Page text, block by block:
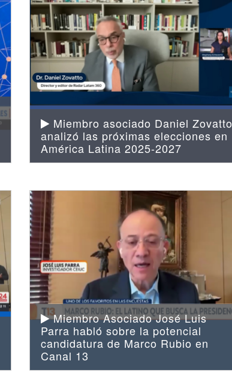
Miembro asociado Daniel Zovatto
analizó las próximas elecciones en
América Latina 2025-2027
Miembro Asociado José Luis
Parra habló sobre la potencial
candidatura de Marco Rubio en
Canal 13